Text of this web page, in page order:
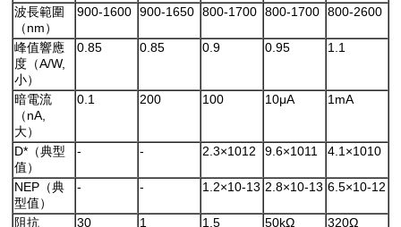
波長範圍
（nm）
900-1600 900-1650 800-1700 800-1700 800-2600
峰值響應
度（A/W,
小）
0.85 0.85 0.9 0.95 1.1
暗電流
（nA,
大）
0.1 200 100 10μA 1mA
D*（典型
值）
- - 2.3×1012 9.6×1011 4.1×1010
NEP（典
型值）
- - 1.2×10-13 2.8×10-13 6.5×10-12
阻抗 30 1 1.5 50kΩ 320Ω